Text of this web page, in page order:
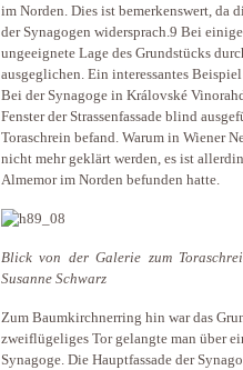
im Norden. Dies ist bemerkenswert, da
der Synagogen widersprach.9 Bei
ungeeignete Lage des Grundstücks
ausgeglichen. Ein interessantes
Bei der Synagoge in Královské
Fenster der Strassenfassade blind
Toraschrein befand. Warum in Wiener
nicht mehr geklärt werden, es ist
Almemor im Norden befunden hatte.
Blick von der Galerie zum
Susanne Schwarz
Zum Baumkirchnerring hin war das
zweiflügeliges Tor gelangte man über
Synagoge. Die Hauptfassade der